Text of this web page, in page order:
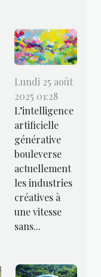
Lundi 25 août
2025 01:28
L’intelligence
artificielle
générative
bouleverse
actuellement
les industries
créatives à
une vitesse
sans...